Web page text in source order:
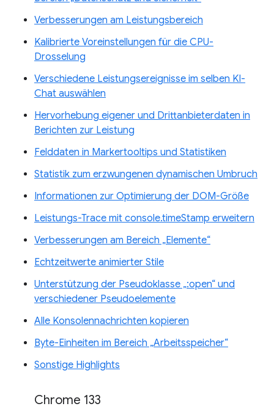
Verbesserungen am Leistungsbereich
Kalibrierte Voreinstellungen für die CPU-
Drosselung
Verschiedene Leistungsereignisse im selben KI-
Chat auswählen
Hervorhebung eigener und Drittanbieterdaten in
Berichten zur Leistung
Felddaten in Markertooltips und Statistiken
Statistik zum erzwungenen dynamischen Umbruch
Informationen zur Optimierung der DOM-Größe
Leistungs-Trace mit console.timeStamp erweitern
Verbesserungen am Bereich „Elemente“
Echtzeitwerte animierter Stile
Unterstützung der Pseudoklasse „:open“ und
verschiedener Pseudoelemente
Alle Konsolennachrichten kopieren
Byte-Einheiten im Bereich „Arbeitsspeicher“
Sonstige Highlights
Chrome 133